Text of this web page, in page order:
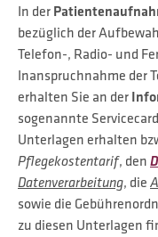
In der
bezüglich der
Telefon-, Radio- und
Inanspruchnahme der
erhalten Sie an der
sogenannte
Unterlagen erhalten
Pflegekostentarif, den
Datenverarbeitung, die
sowie die
zu diesen Unterlagen